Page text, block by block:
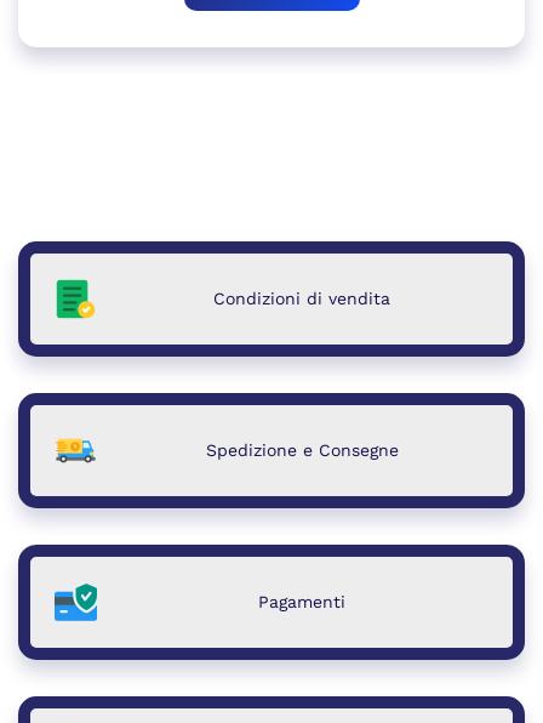
Condizioni di vendita
Spedizione e Consegne
Pagamenti